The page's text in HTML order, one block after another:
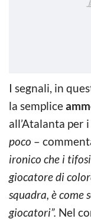
I segnali, in
la semplice
all’Atalanta per
poco –
ironico che i
giocatore di
squadra, è come
giocatori”. Nel